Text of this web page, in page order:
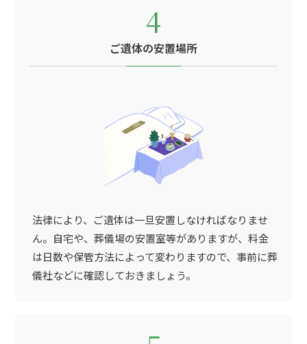
4
ご遺体の安置場所
法律により、ご遺体は一旦安置しなければなりませ
ん。自宅や、葬儀場の安置室等がありますが、料金
は日数や保管方法によって変わりますので、事前に葬
儀社などに確認しておきましょう。